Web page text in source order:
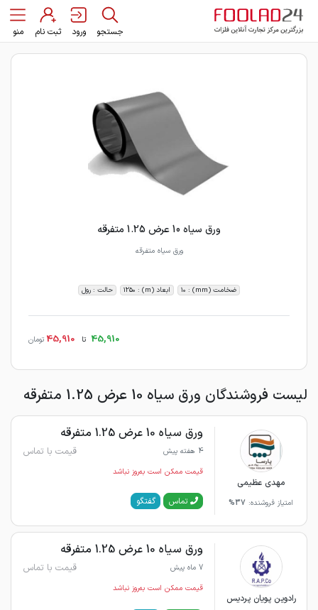
جستجو ورود ثبت نام منو
ورق سیاه 10 عرض 1.25 متفرقه
ورق سیاه متفرقه
ضخامت (mm) : 10 ابعاد (m) : 1250 حالت : رول
45,910 تا 45,910 تومان
لیست فروشندگان ورق سیاه 10 عرض 1.25 متفرقه
مهدی عظیمی
امتیاز فروشنده: 37%
ورق سیاه 10 عرض 1.25 متفرقه
4 هفته پیش قیمت با تماس
قیمت ممکن است به‌روز نباشد
تماس گفتگو
رادوین پویان پردیس
ورق سیاه 10 عرض 1.25 متفرقه
7 ماه پیش قیمت با تماس
قیمت ممکن است به‌روز نباشد